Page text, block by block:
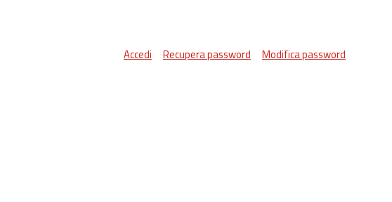
Accedi Recupera password Modifica password